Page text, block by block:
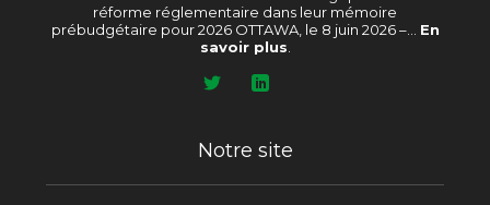
réforme réglementaire dans leur mémoire
prébudgétaire pour 2026 OTTAWA, le 8 juin 2026 –... En
savoir plus
Notre site